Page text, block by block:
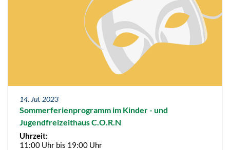
14. Jul. 2023
Sommerferienprogramm im Kinder - und
Jugendfreizeithaus C.O.R.N
Uhrzeit:
11:00 Uhr bis 19:00 Uhr